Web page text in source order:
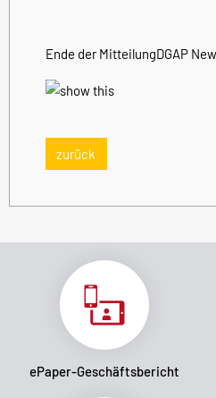
Ende der MitteilungDGAP
zurück
ePaper-Geschäftsbericht